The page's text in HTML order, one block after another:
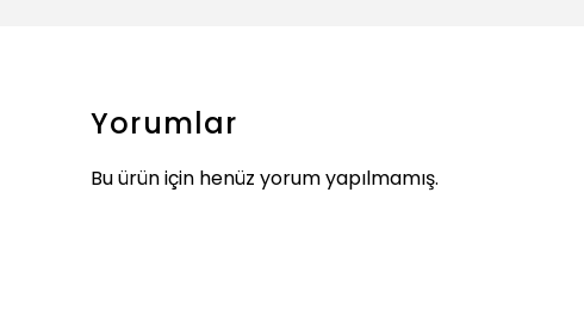
Yorumlar
Bu ürün için henüz yorum yapılmamış.